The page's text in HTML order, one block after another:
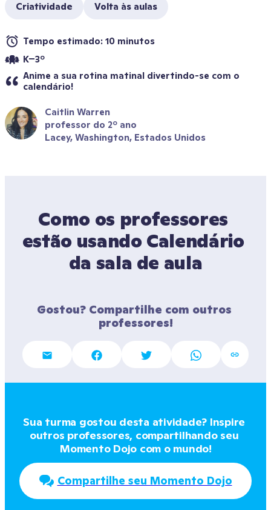
Criatividade Volta às aulas
Tempo estimado: 10 minutos
K–3º
Anime a sua rotina matinal divertindo-se com o
calendário!
Caitlin Warren
professor do 2º ano
Lacey, Washington, Estados Unidos
Como os professores
estão usando Calendário
da sala de aula
Gostou? Compartilhe com outros
professores!
Sua turma gostou desta atividade? Inspire
outros professores, compartilhando seu
Momento Dojo com o mundo!
Compartilhe seu Momento Dojo